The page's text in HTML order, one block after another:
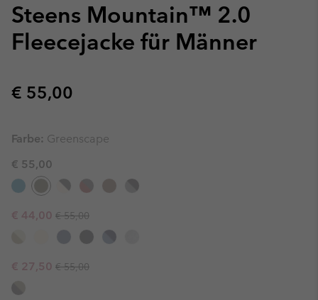
Steens Mountain™ 2.0
Fleecejacke für Männer
Regular price:
€ 55,00
Farbe: Greenscape
€ 55,00
Sale price:
€ 44,00 Regular price:
€ 55,00
Sale price:
€ 27,50 Regular price:
€ 55,00